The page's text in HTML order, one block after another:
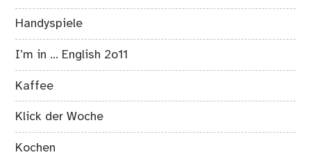
Handyspiele
I’m in … English 2o11
Kaffee
Klick der Woche
Kochen